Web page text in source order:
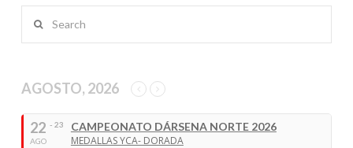
VIEW POST
AGOSTO, 2026
22
AGO
- 23
CAMPEONATO DÁRSENA NORTE 2026
MEDALLAS YCA- DORADA